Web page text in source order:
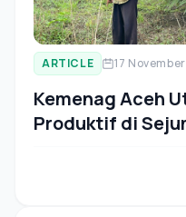
ARTICLE 17
Kemenag Aceh
Produktif di